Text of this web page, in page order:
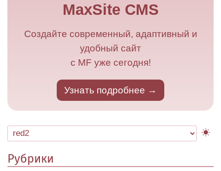
MaxSite CMS
Создайте современный, адаптивный и
удобный сайт
с MF уже сегодня!
Узнать подробнее
Рубрики